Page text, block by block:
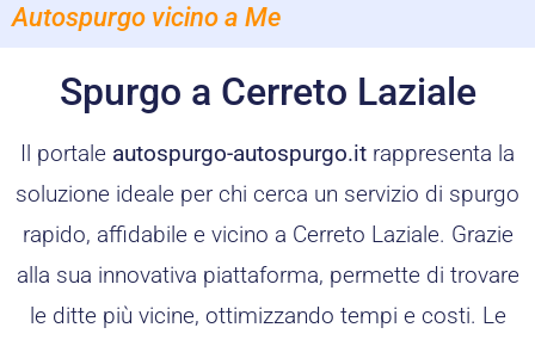
Autospurgo vicino a Me
Spurgo a Cerreto Laziale
Il portale autospurgo-autospurgo.it rappresenta la
soluzione ideale per chi cerca un servizio di spurgo
rapido, affidabile e vicino a Cerreto Laziale. Grazie
alla sua innovativa piattaforma, permette di trovare
le ditte più vicine, ottimizzando tempi e costi. Le